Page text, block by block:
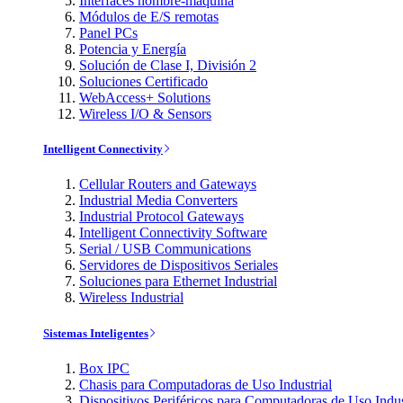
Módulos de E/S remotas
Panel PCs
Potencia y Energía
Solución de Clase I, División 2
Soluciones Certificado
WebAccess+ Solutions
Wireless I/O & Sensors
Intelligent Connectivity
Cellular Routers and Gateways
Industrial Media Converters
Industrial Protocol Gateways
Intelligent Connectivity Software
Serial / USB Communications
Servidores de Dispositivos Seriales
Soluciones para Ethernet Industrial
Wireless Industrial
Sistemas Inteligentes
Box IPC
Chasis para Computadoras de Uso Industrial